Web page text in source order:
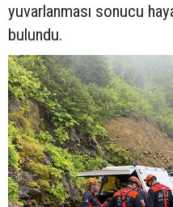
yuvarlanması sonucu
bulundu.